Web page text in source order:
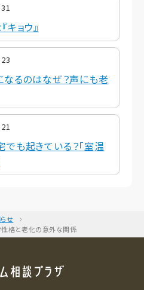
ョウ』
なるのはなぜ？声にも老
も起きている？「室温
せ
格と老化の意外な関係